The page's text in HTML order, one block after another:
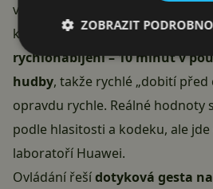
výdrž na 7 hodin (35 hodin s
kategorii pořád nadprůměrné.
rychlonabíjení – 10 minut v
hudby, takže rychlé „dobití
opravdu rychle. Reálné hodnoty
podle hlasitosti a kodeku, ale
laboratoří Huawei.
Ovládání řešídotyková gesta
ZOBRAZIT